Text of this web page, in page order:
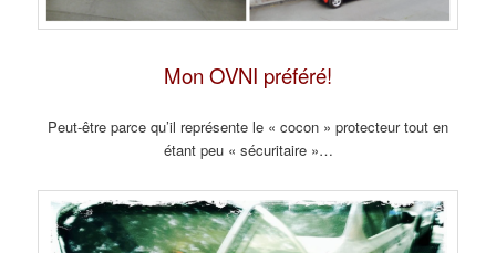
Mon OVNI préféré!
Peut-être parce qu’il représente le « cocon » protecteur tout en
étant peu « sécuritaire »…